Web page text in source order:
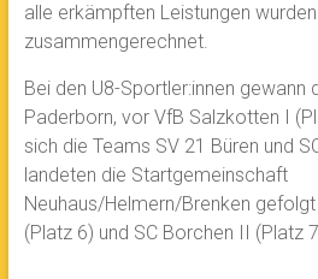
alle erkämpften Leistungen
zusammengerechnet.
Bei den U8-Sportler:innen gewann
Paderborn, vor VfB Salzkotten I
sich die Teams SV 21 Büren und
landeten die Startgemeinschaft
Neuhaus/Helmern/Brenken
(Platz 6) und SC Borchen II (Platz